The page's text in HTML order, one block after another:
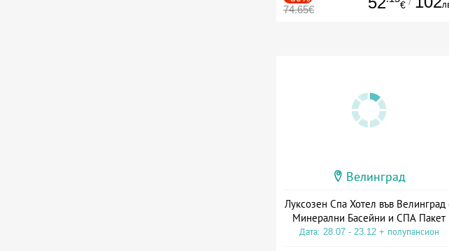
74.65€ €
Велинград
Луксозен Спа Хотел във Велинград
Минерални Басейни и СПА Пакет
Дата: 28.07 - 23.12 + полупансион